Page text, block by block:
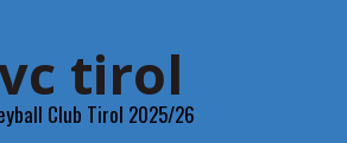
Club Tirol 2025/26